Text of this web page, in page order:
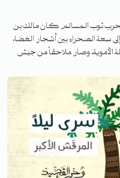
ثوب المسالم كان مالك بن
سعة الصحراء بين أشجار الغضا،
الأموية، وصار ملاحقاً من جيش
قصته.